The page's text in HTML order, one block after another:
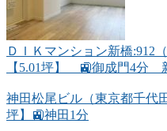
ＤＩＫマンション新橋:912
【5.01坪】 🚉御成門4分
神田松尾ビル（東京都千代
坪】🚉神田1分